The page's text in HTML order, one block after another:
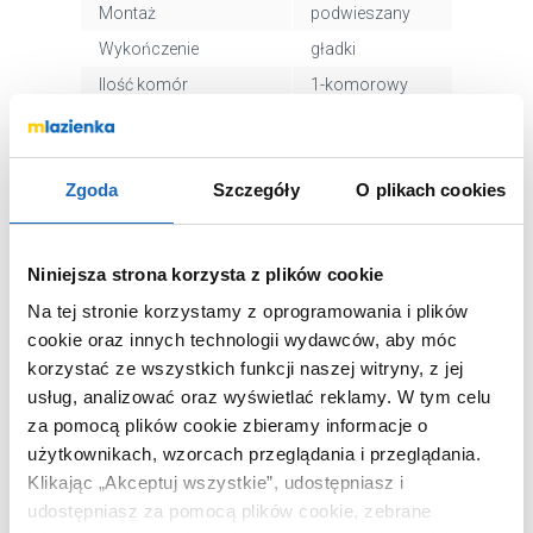
Zgoda Szczegóły O plikach cookies
Niniejsza strona korzysta z plików cookie
Na tej stronie korzystamy z oprogramowania i plików
cookie oraz innych technologii wydawców, aby móc
korzystać ze wszystkich funkcji naszej witryny, z jej
usług, analizować oraz wyświetlać reklamy. W tym celu
za pomocą plików cookie zbieramy informacje o
użytkownikach, wzorcach przeglądania i przeglądania.
Klikając „Akceptuj wszystkie”, udostępniasz i
udostępniasz za pomocą plików cookie, zebrane
Montaż
podwieszany
Wykończenie
gładki
Ilość komór
1-komorowy
Otwór na baterie
Ociekacz
nie
Głębokość komory
21 cm
Kod EAN
5906702210950
Wymiary z
opakowaniem
53 x 27 x 82 cm
Waga z opakowaniem
8,00 kg
Dane producenta
Zobacz